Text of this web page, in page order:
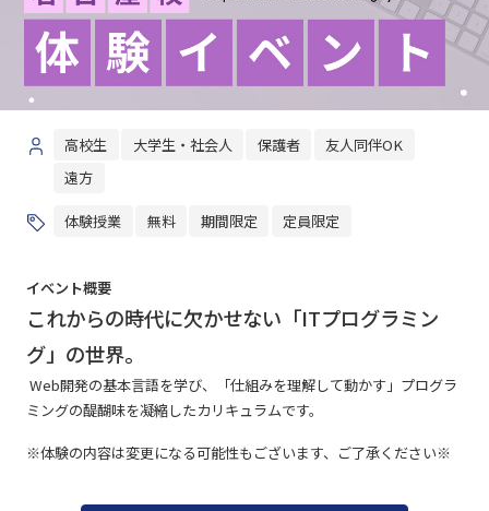
高校生 大学生・社会人 保護者
友人同伴OK
遠方
体験授業 無料 期間限定 定員限定
イベント概要
これからの時代に欠かせない「ITプログラミン
グ」の世界。
Web開発の基本言語を学び、「仕組みを理解して動かす」プログラ
ミングの醍醐味を凝縮したカリキュラムです。
※体験の内容は変更になる可能性もございます、ご了承ください※